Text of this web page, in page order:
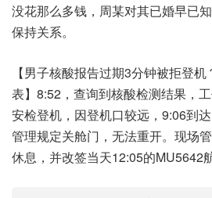
没花那么多钱，周某对其已婚早已
保持关系。
【男子核酸报告过期3分钟被拒登
表】8:52，查询到核酸检测结果，
安检登机，因登机口较远，9:06到
管理规定关舱门，无法重开。现场
休息，并改签当天12:05的MU5642